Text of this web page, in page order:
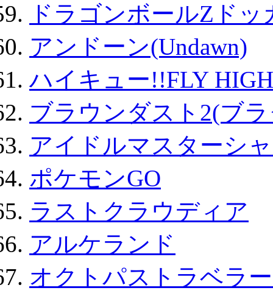
ドラゴンボールZド
アンドーン(Undawn)
ハイキュー!!FLY HIGH
ブラウンダスト2(ブ
アイドルマスターシ
ポケモンGO
ラストクラウディア
アルケランド
オクトパストラベラ